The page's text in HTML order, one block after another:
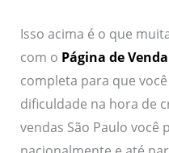
Isso acima é o que
com o Página de Venda
completa para que
dificuldade na hora de
vendas São Paulo você